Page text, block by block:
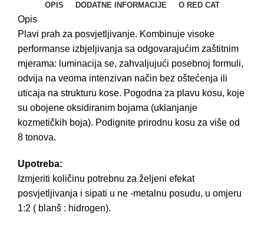
OPIS DODATNE INFORMACIJE O RED CAT
Opis
Plavi prah za posvjetljivanje. Kombinuje visoke
performanse izbjeljivanja sa odgovarajućim zaštitnim
mjerama: luminacija se, zahvaljujući posebnoj formuli,
odvija na veoma intenzivan način bez oštećenja ili
uticaja na strukturu kose. Pogodna za plavu kosu, koje
su obojene oksidiranim bojama (uklanjanje
kozmetičkih boja). Podignite prirodnu kosu za više od
8 tonova.
Upotreba:
Izmjeriti količinu potrebnu za željeni efekat
posvjetljivanja i sipati u ne -metalnu posudu, u omjeru
1:2 ( blanš : hidrogen).